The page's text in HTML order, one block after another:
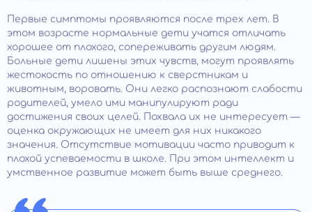
Первые симптомы проявляются после трех лет. В
этом возрасте нормальные дети учатся отличать
хорошее от плохого, сопереживать другим людям.
Больные дети лишены этих чувств, могут проявлять
жестокость по отношению к сверстникам и
животным, воровать. Они легко распознают слабости
родителей, умело ими манипулируют ради
достижения своих целей. Похвала их не интересует —
оценка окружающих не имеет для них никакого
значения. Отсутствие мотивации часто приводит к
плохой успеваемости в школе. При этом интеллект и
умственное развитие может быть выше среднего.